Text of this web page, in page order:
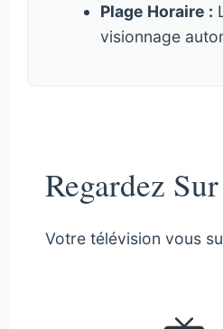
Plage Horaire :
visionnage
Regardez
Votre télévision vous